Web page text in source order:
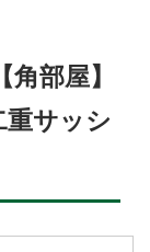
部屋】
重サッシ